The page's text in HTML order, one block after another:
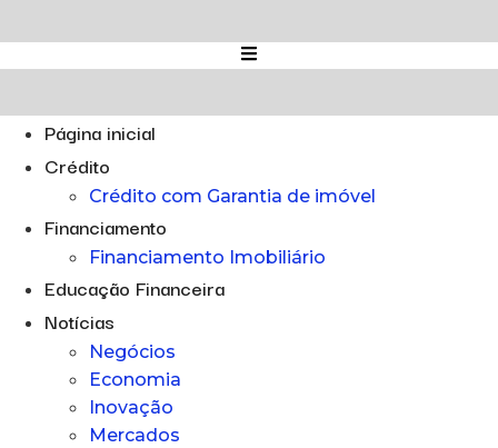
para
o
Página inicial
Crédito
Crédito com Garantia de imóvel
Financiamento
Financiamento Imobiliário
Educação Financeira
Notícias
Negócios
Economia
Inovação
Mercados